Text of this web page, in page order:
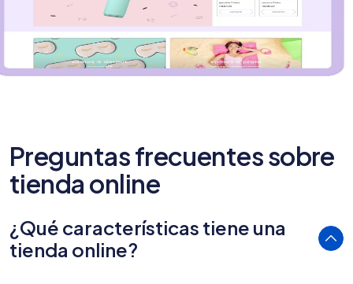
Preguntas frecuentes sobre
tienda online
¿Qué características tiene una
tienda online?